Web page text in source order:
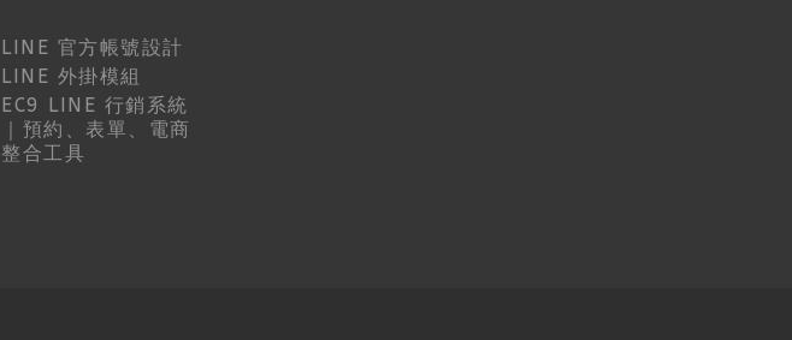
LINE 官方帳號設計
LINE 外掛模組
EC9 LINE 行銷系統
｜預約、表單、電商
整合工具